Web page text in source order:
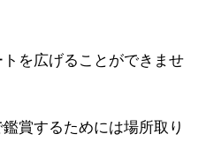
を広げることができませ
賞するためには場所取り